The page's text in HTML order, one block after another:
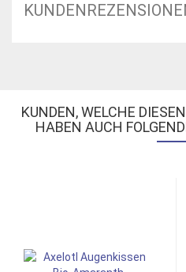
KUNDEN, WELCHE
HABEN AUCH